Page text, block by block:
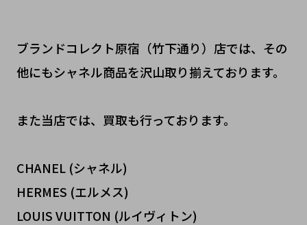
ブランドコレクト原宿（竹下通り）店では、その
他にもシャネル商品を沢山取り揃えております。
また当店では、買取も行っております。
CHANEL (シャネル)
HERMES (エルメス)
LOUIS VUITTON (ルイヴィトン)